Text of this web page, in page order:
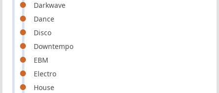
Darkwave
Dance
Disco
Downtempo
EBM
Electro
House